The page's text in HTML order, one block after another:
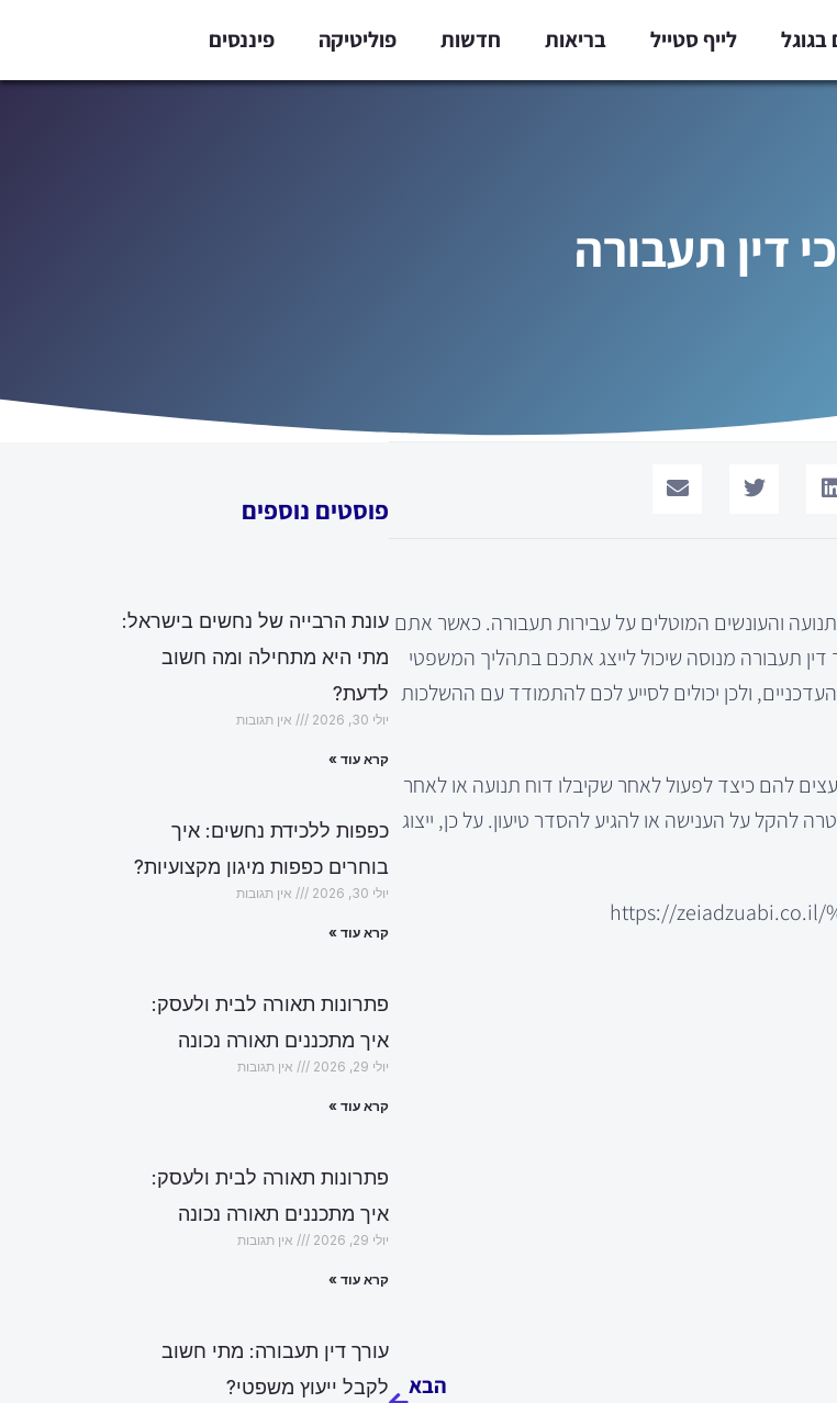
בגוגל לייף סטייל בריאות חדשות פוליטיקה פיננסים
דין תעבורה
והעונשים המוטלים על עבירות תעבורה. כאשר אתם
תעבורה מנוסה שיכול לייצג אתכם בתהליך המשפטי
ולכן יכולים לסייע לכם להתמודד עם ההשלכות
להם כיצד לפעול לאחר שקיבלו דוח תנועה או לאחר
להקל על הענישה או להגיע להסדר טיעון. על כן, ייצוג
https://zeiadzuabi.co.il/
הבא
פוסטים נוספים
עונת הרבייה של נחשים בישראל:
מתי היא מתחילה ומה חשוב
לדעת?
יולי 30, 2026 אין תגובות
קרא עוד »
כפפות ללכידת נחשים: איך
בוחרים כפפות מיגון מקצועיות?
יולי 30, 2026 אין תגובות
קרא עוד »
פתרונות תאורה לבית ולעסק:
איך מתכננים תאורה נכונה
יולי 29, 2026 אין תגובות
קרא עוד »
פתרונות תאורה לבית ולעסק:
איך מתכננים תאורה נכונה
יולי 29, 2026 אין תגובות
קרא עוד »
עורך דין תעבורה: מתי חשוב
לקבל ייעוץ משפטי?